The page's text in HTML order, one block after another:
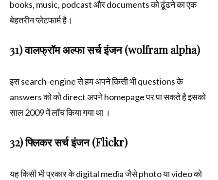
books, music, podcast और documents को ढूंढने का एक
बेहतरीन प्लेटफार्म है।
31) वालफ्रॉम अल्फा सर्च इंजन (wolfram alpha)
इस search-engine से हम अपने किसी भी questions के
answers को को direct अपने homepage पर पा सकते है इसको
साल 2009 में लॉच किया गया था ।
32) फ्लिकर सर्च इंजन (Flickr)
यह किसी भी प्रकार के digital media जैसे photo या video को